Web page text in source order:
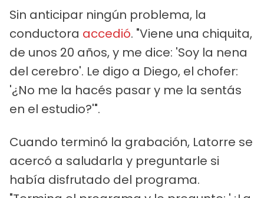
Sin anticipar ningún problema, la
conductora accedió. "Viene una chiquita,
de unos 20 años, y me dice: 'Soy la nena
del cerebro'. Le digo a Diego, el chofer:
'¿No me la hacés pasar y me la sentás
en el estudio?'".
Cuando terminó la grabación, Latorre se
acercó a saludarla y preguntarle si
había disfrutado del programa.